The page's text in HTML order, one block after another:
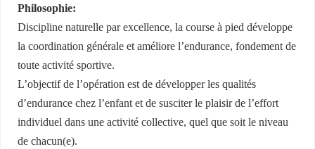
Philosophie:
Discipline naturelle par excellence, la course à pied développe
la coordination générale et améliore l’endurance, fondement de
toute activité sportive.
L’objectif de l’opération est de développer les qualités
d’endurance chez l’enfant et de susciter le plaisir de l’effort
individuel dans une activité collective, quel que soit le niveau
de chacun(e).